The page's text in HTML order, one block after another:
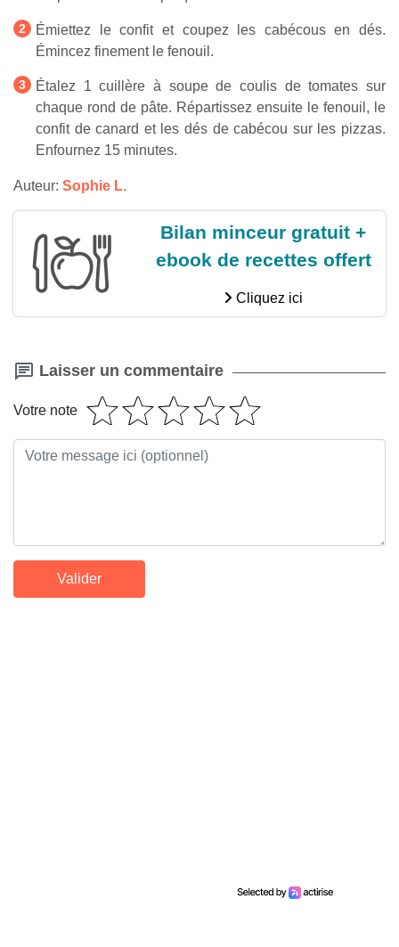
Émiettez le confit et coupez les cabécous en dés.
Émincez finement le fenouil.
Étalez 1 cuillère à soupe de coulis de tomates sur
chaque rond de pâte. Répartissez ensuite le fenouil, le
confit de canard et les dés de cabécou sur les pizzas.
Enfournez 15 minutes.
Auteur: Sophie L.
Bilan minceur gratuit +
ebook de recettes offert
Cliquez ici
Laisser un commentaire
Votre note